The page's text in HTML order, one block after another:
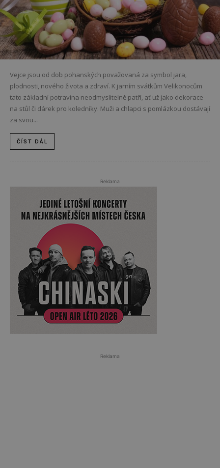
Vejce jsou od dob pohanských považovaná za symbol jara,
plodnosti, nového života a zdraví. K jarním svátkům Velikonocům
tato základní potravina neodmyslitelně patří, ať už jako dekorace
na stůl či dárek pro koledníky. Muži a chlapci s pomlázkou dostávají
za svou...
ČÍST DÁL
Reklama
Reklama